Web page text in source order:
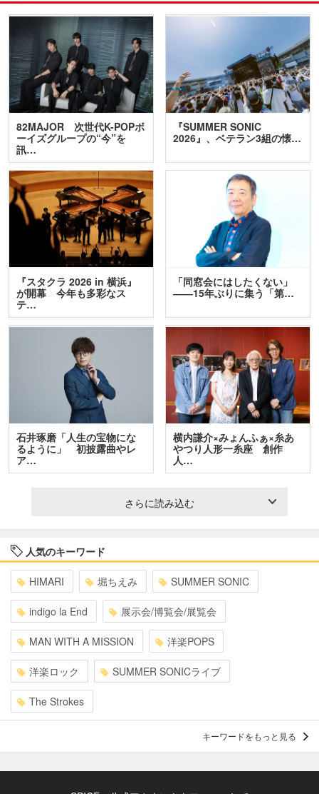
82MAJOR 次世代K-POPボ
ーイズグループの“今”を
訊…
『SUMMER SONIC
2026』、ベテラン3組の懐…
『スタクラ 2026 in 横浜』
が開幕 今年も多彩なス
テ…
「同窓会にはしたくない」
――15年ぶりに集う「第…
石井琢磨「人生の宝物にな
るように」 初披露曲やレ
ア…
横内謙介×みょんふぁ×糸あ
やつり人形一糸座 創作
人…
さらに読み込む
人気のキーワード
HIMARI 堀ちえみ SUMMER SONIC
indigo la End 展示会/博覧会/展覧会
MAN WITH A MISSION 洋楽POPS
洋楽ロック SUMMER SONICライブ
The Strokes
キーワードをもっと見る